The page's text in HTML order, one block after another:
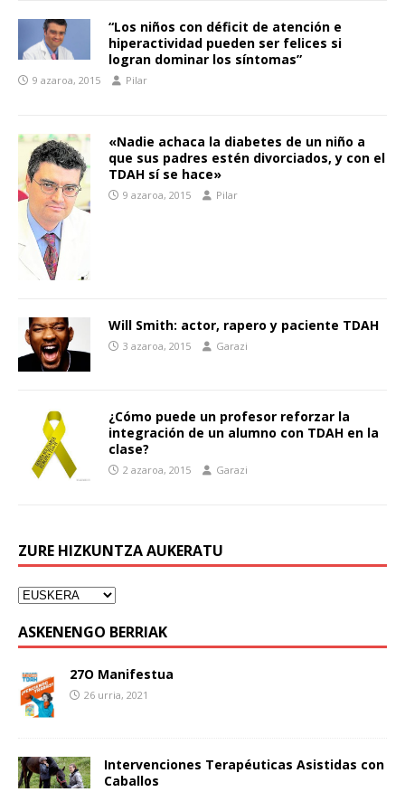
“Los niños con déficit de atención e
hiperactividad pueden ser felices si
logran dominar los síntomas”
9 azaroa, 2015 Pilar
«Nadie achaca la diabetes de un niño a
que sus padres estén divorciados, y con el
TDAH sí se hace»
9 azaroa, 2015 Pilar
Will Smith: actor, rapero y paciente TDAH
3 azaroa, 2015 Garazi
¿Cómo puede un profesor reforzar la
integración de un alumno con TDAH en la
clase?
2 azaroa, 2015 Garazi
ZURE HIZKUNTZA AUKERATU
ASKENENGO BERRIAK
27O Manifestua
26 urria, 2021
Intervenciones Terapéuticas Asistidas con
Caballos